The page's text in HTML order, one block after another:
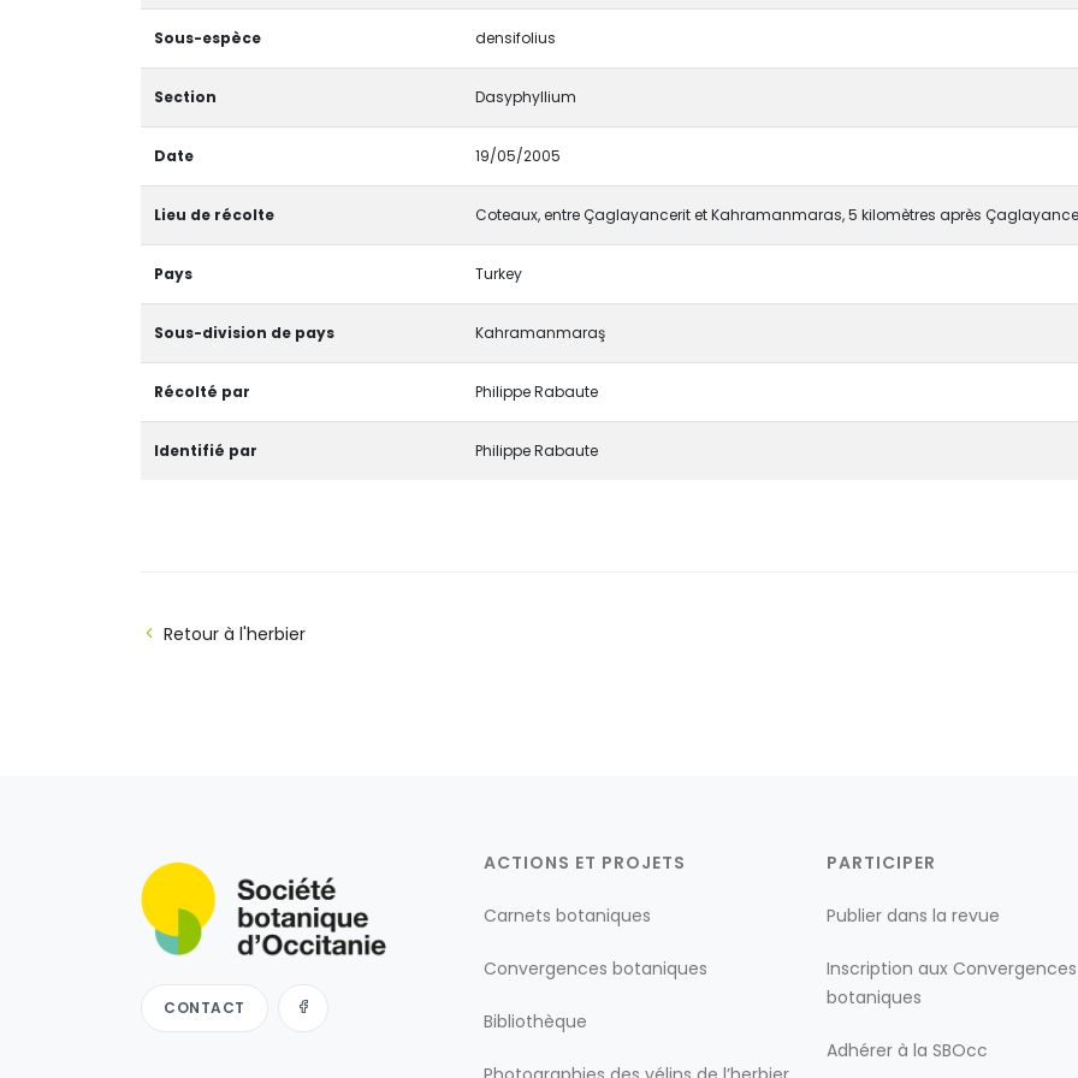
Sous-espèce densifolius
Section Dasyphyllium
Date 19/05/2005
Lieu de récolte Coteaux, entre Çaglayancerit et Kahramanmaras, 5 kilomètres après
Pays Turkey
Sous-division de pays Kahramanmaraş
Récolté par Philippe Rabaute
Identifié par Philippe Rabaute
Retour à l'herbier
CONTACT
ACTIONS ET PROJETS
Carnets botaniques
Convergences botaniques
Bibliothèque
PARTICIPER
Publier dans la revue
Inscription aux Convergences
botaniques
Adhérer à la SBOcc